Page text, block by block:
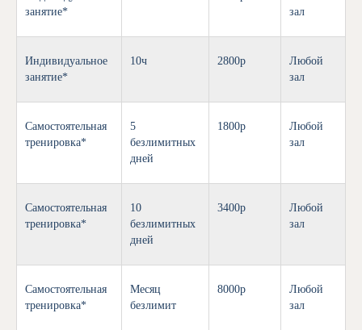
занятие*
зал
Индивидуальное
занятие*
10ч 2800р
Любой
зал
Самостоятельная
тренировка*
5
безлимитных
дней
1800р
Любой
зал
Самостоятельная
тренировка*
10
безлимитных
дней
3400р
Любой
зал
Самостоятельная
тренировка*
Месяц
безлимит
8000р
Любой
зал